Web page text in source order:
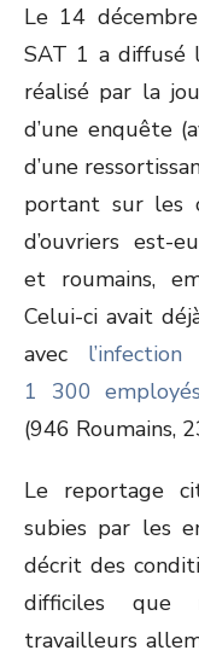
Le 14
SAT 1 a diffusé
réalisé par la
d’une enquête
d’une
portant sur les
d’ouvriers est-
et roumains,
Celui-ci avait
avec
1 300 employés
(946 Roumains,
Le reportage
subies par les
décrit des
difficiles que
travailleurs